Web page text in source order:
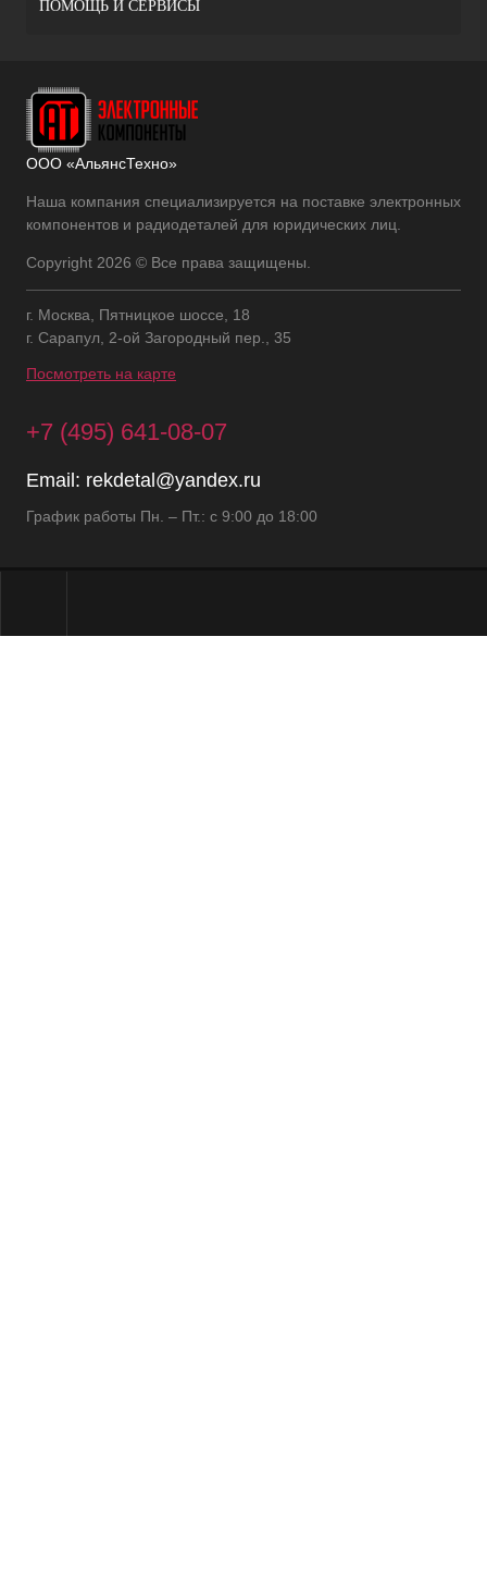
ПОМОЩЬ И СЕРВИСЫ
ООО «АльянсТехно»
Наша компания специализируется на поставке электронных
компонентов и радиодеталей для юридических лиц.
Copyright 2026 © Все права защищены.
г. Москва, Пятницкое шоссе, 18
г. Сарапул, 2-ой Загородный пер., 35
Посмотреть на карте
+7 (495) 641-08-07
Email: rekdetal@yandex.ru
График работы Пн. – Пт.: с 9:00 до 18:00